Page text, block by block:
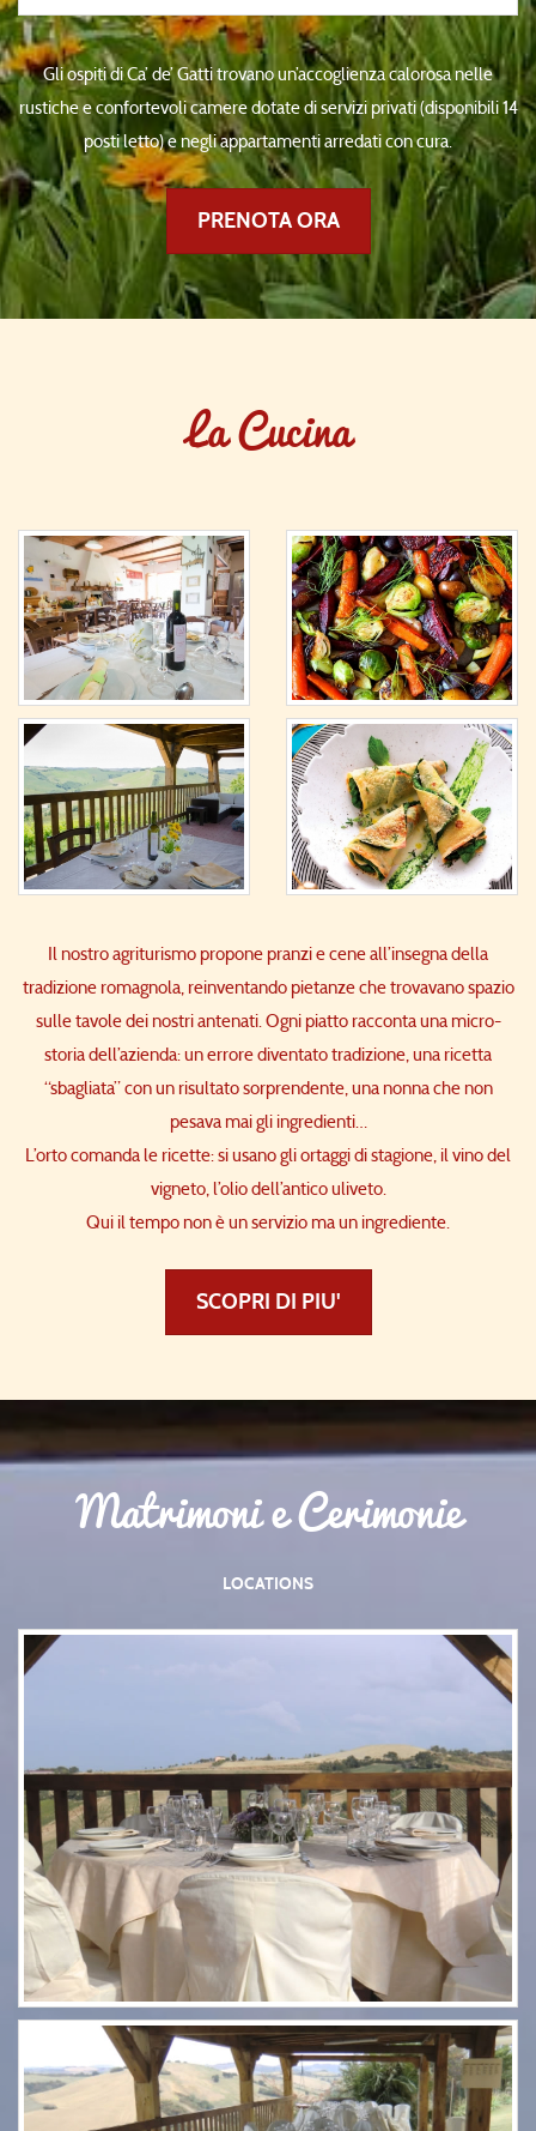
Gli ospiti di Ca’ de’ Gatti trovano un’accoglienza calorosa nelle
rustiche e confortevoli camere dotate di servizi privati (disponibili 14
posti letto) e negli appartamenti arredati con cura.
PRENOTA ORA
La Cucina
Il nostro agriturismo propone pranzi e cene all’insegna della
tradizione romagnola, reinventando pietanze che trovavano spazio
sulle tavole dei nostri antenati. Ogni piatto racconta una micro-
storia dell’azienda: un errore diventato tradizione, una ricetta
“sbagliata” con un risultato sorprendente, una nonna che non
pesava mai gli ingredienti…
L’orto comanda le ricette: si usano gli ortaggi di stagione, il vino del
vigneto, l’olio dell’antico uliveto.
Qui il tempo non è un servizio ma un ingrediente.
SCOPRI DI PIU'
Matrimoni e Cerimonie
LOCATIONS